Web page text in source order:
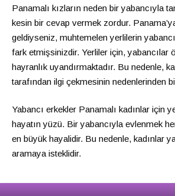
Panamalı kızların neden bir yabancıyla
kesin bir cevap vermek zordur.
geldiyseniz, muhtemelen yerlilerin
fark etmişsinizdir. Yerliler için, yabancılar
hayranlık uyandırmaktadır. Bu nedenle,
tarafından ilgi çekmesinin nedenlerinden
Yabancı erkekler Panamalı kadınlar için
hayatın yüzü. Bir yabancıyla evlenmek
en büyük hayalidir. Bu nedenle, kadınlar
aramaya isteklidir.